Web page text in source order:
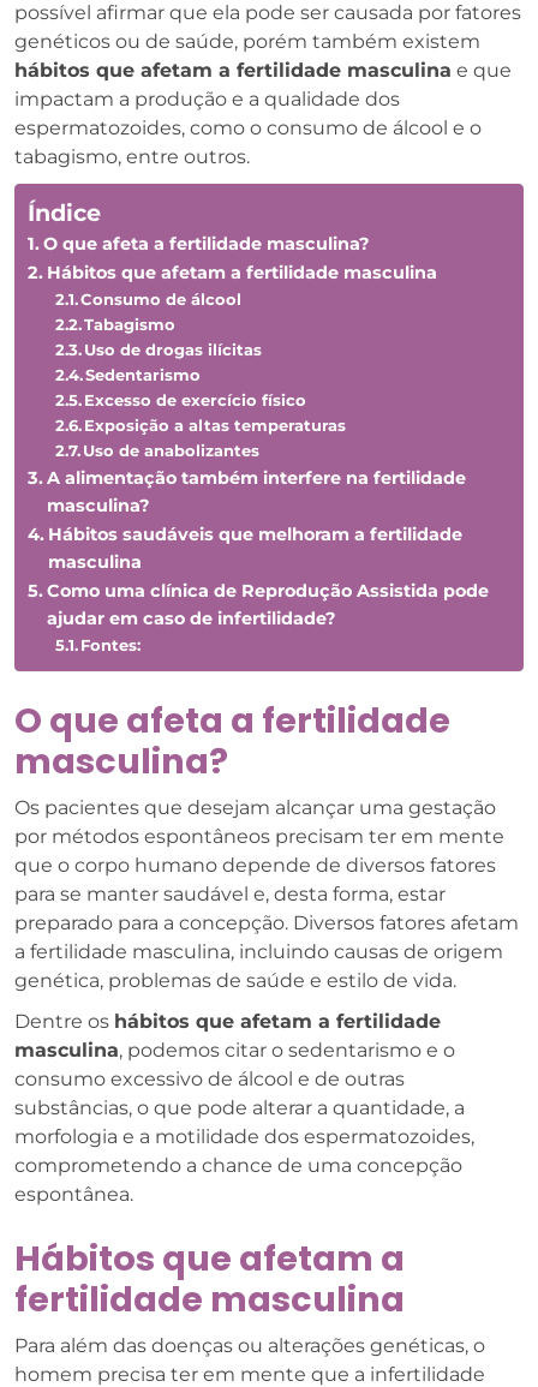
possível afirmar que ela pode ser causada por fatores
genéticos ou de saúde, porém também existem
hábitos que afetam a fertilidade masculina e que
impactam a produção e a qualidade dos
espermatozoides, como o consumo de álcool e o
tabagismo, entre outros.
Índice
O que afeta a fertilidade masculina?
Hábitos que afetam a fertilidade masculina
Consumo de álcool
Tabagismo
Uso de drogas ilícitas
Sedentarismo
Excesso de exercício físico
Exposição a altas temperaturas
Uso de anabolizantes
A alimentação também interfere na fertilidade
masculina?
Hábitos saudáveis que melhoram a fertilidade
masculina
Como uma clínica de Reprodução Assistida pode
ajudar em caso de infertilidade?
Fontes:
O que afeta a fertilidade
masculina?
Os pacientes que desejam alcançar uma gestação
por métodos espontâneos precisam ter em mente
que o corpo humano depende de diversos fatores
para se manter saudável e, desta forma, estar
preparado para a concepção. Diversos fatores afetam
a fertilidade masculina, incluindo causas de origem
genética, problemas de saúde e estilo de vida.
Dentre os hábitos que afetam a fertilidade
masculina, podemos citar o sedentarismo e o
consumo excessivo de álcool e de outras
substâncias, o que pode alterar a quantidade, a
morfologia e a motilidade dos espermatozoides,
comprometendo a chance de uma concepção
espontânea.
Hábitos que afetam a
fertilidade masculina
Para além das doenças ou alterações genéticas, o
homem precisa ter em mente que a infertilidade